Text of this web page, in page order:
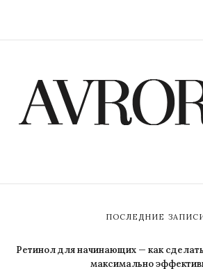
ПОСЛЕДНИЕ
Ретинол для начинающих — как
максимально